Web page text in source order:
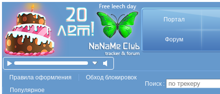
Портал
Форум
Правила оформления
Обход блокировок
Популярное
Поиск :